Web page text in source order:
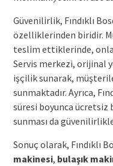
Güvenilirlik, Fındıklı
özelliklerinden biridir.
teslim ettiklerinde,
Servis merkezi, orijinal
işçilik sunarak,
sunmaktadır. Ayrıca,
süresi boyunca ücretsiz
sunması da
Sonuç olarak, Fındıklı
makinesi, bulaşık